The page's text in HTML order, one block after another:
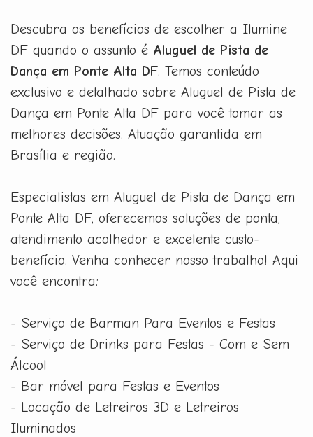
Descubra os benefícios de escolher a Ilumine
DF quando o assunto é Aluguel de Pista de
Dança em Ponte Alta DF. Temos conteúdo
exclusivo e detalhado sobre Aluguel de Pista de
Dança em Ponte Alta DF para você tomar as
melhores decisões. Atuação garantida em
Brasília e região.
Especialistas em Aluguel de Pista de Dança em
Ponte Alta DF, oferecemos soluções de ponta,
atendimento acolhedor e excelente custo-
benefício. Venha conhecer nosso trabalho! Aqui
você encontra:
- Serviço de Barman Para Eventos e Festas
- Serviço de Drinks para Festas - Com e Sem
Álcool
- Bar móvel para Festas e Eventos
- Locação de Letreiros 3D e Letreiros
Iluminados